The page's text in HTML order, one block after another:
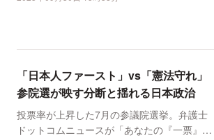
「日本人ファースト」vs「憲法守れ」
参院選が映す分断と揺れる日本政治
投票率が上昇した7月の参議院選挙。弁護士
ドットコムニュースが「あなたの『一票』の